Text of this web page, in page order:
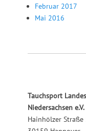
Februar 2017
Mai 2016
Tauchsport
Niedersachsen e.V.
Hainhölzer Straße